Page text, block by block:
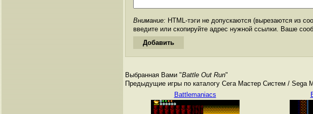
Внимание: HTML-тэги не допускаются (вырезаются из
введите или скопируйте адрес нужной ссылки. Ваше
Выбранная Вами "Battle Out Run"
Предыдущие игры по каталогу Сега Мастер Систем / Sega
Battlemaniacs